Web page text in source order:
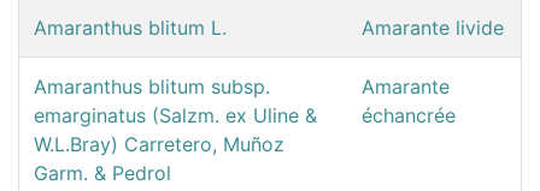
Amaranthus blitum L. Amarante livide
Amaranthus blitum subsp.
emarginatus (Salzm. ex Uline &
W.L.Bray) Carretero, Muñoz
Garm. & Pedrol
Amarante
échancrée